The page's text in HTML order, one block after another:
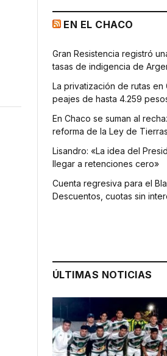
EN EL CHACO
Gran Resistencia registró
tasas de indigencia de
La privatización de rutas en
peajes de hasta 4.259
En Chaco se suman al
reforma de la Ley de Tierras
Lisandro: «La idea del
llegar a retenciones cero»
Cuenta regresiva para el
Descuentos, cuotas sin
ÚLTIMAS NOTICIAS